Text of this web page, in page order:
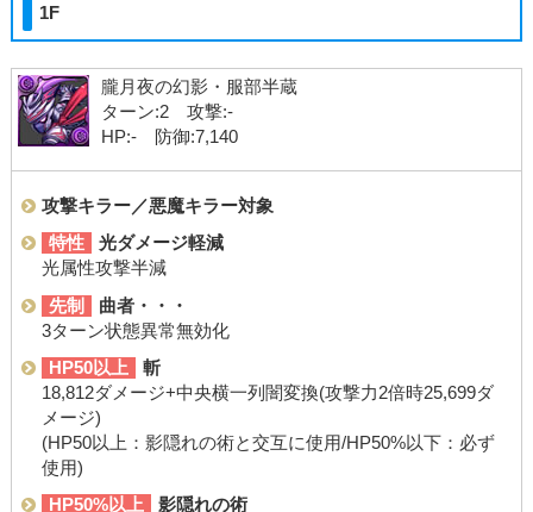
1F
朧月夜の幻影・服部半蔵
ターン:2 攻撃:-
HP:- 防御:7,140
攻撃キラー／悪魔キラー対象
特性
光ダメージ軽減
光属性攻撃半減
先制
曲者・・・
3ターン状態異常無効化
HP50以上
斬
18,812ダメージ+中央横一列闇変換(攻撃力2倍時25,699ダ
メージ)
(HP50以上：影隠れの術と交互に使用/HP50%以下：必ず
使用)
HP50%以上
影隠れの術